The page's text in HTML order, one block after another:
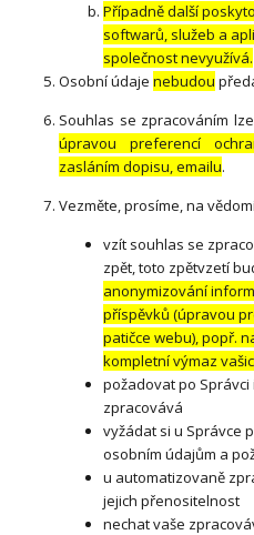
Případně další
softwarů, služeb a
společnost nevyužívá.
Osobní údajenebudou
Souhlas se zpracováním
úpravou preferencí
zasláním dopisu, emailu.
Vezměte, prosíme, na
vzít souhlas se
zpět, toto zpětvzetí
anonymizování
příspěvků (úpravou
patičce webu), popř.
kompletní výmaz
požadovat po
zpracovává
vyžádat si u Správce
osobním údajům a
u automatizovaně
jejich přenositelnost
nechat vaše